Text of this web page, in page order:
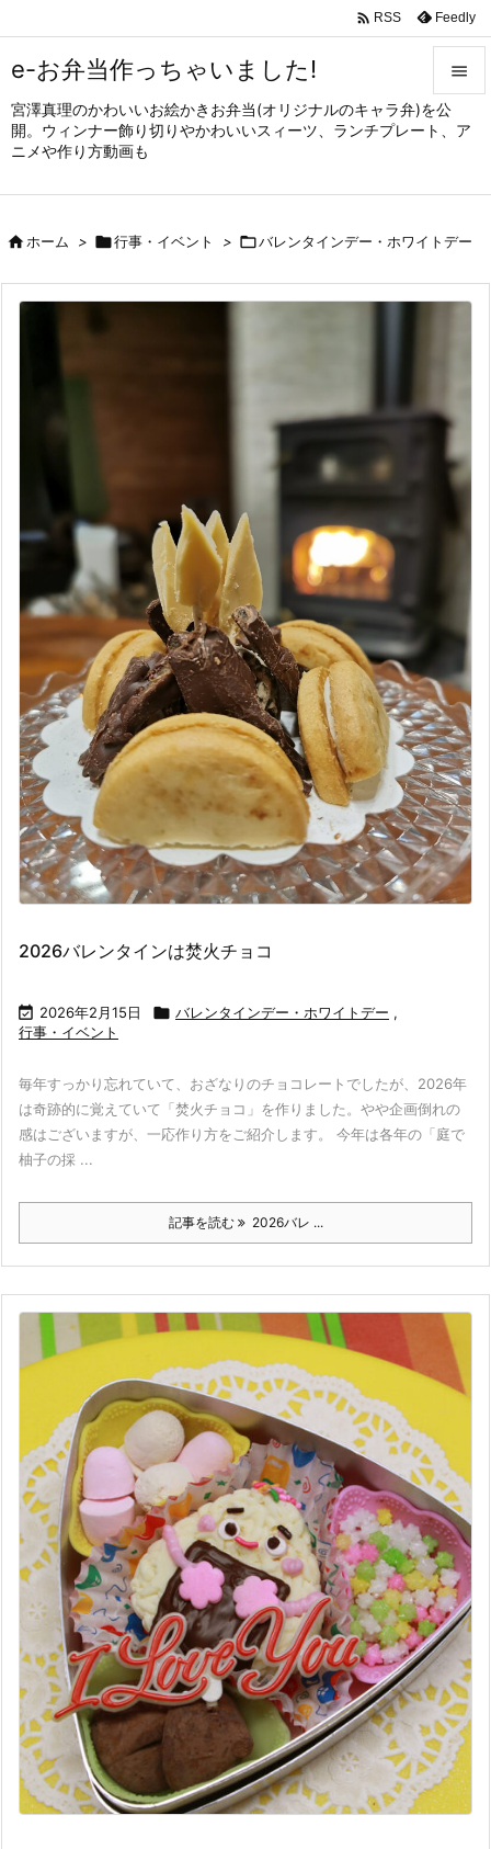
e-お弁当作っちゃいました!
宮澤真理のかわいいお絵かきお弁当(オリジナルのキャラ弁)を公
開。ウィンナー飾り切りやかわいいスィーツ、ランチプレート、ア
ニメや作り方動画も


メニュ
サイド

前へ

次へ
 RSS Feedly
ホーム > 行事・イベント > バレンタインデー・ホワイトデー
2026バレンタインは焚火チョコ
 2026年2月15日  バレンタインデー・ホワイトデー ,
行事・イベント
毎年すっかり忘れていて、おざなりのチョコレートでしたが、2026年
は奇跡的に覚えていて「焚火チョコ」を作りました。やや企画倒れの
感はございますが、一応作り方をご紹介します。 今年は各年の「庭で
柚子の採 ...
記事を読む 2026バレ ...